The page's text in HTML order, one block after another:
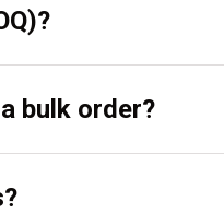
bulk order?